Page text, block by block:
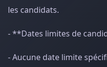
les candidats.
- **Dates limites de
- Aucune date limite